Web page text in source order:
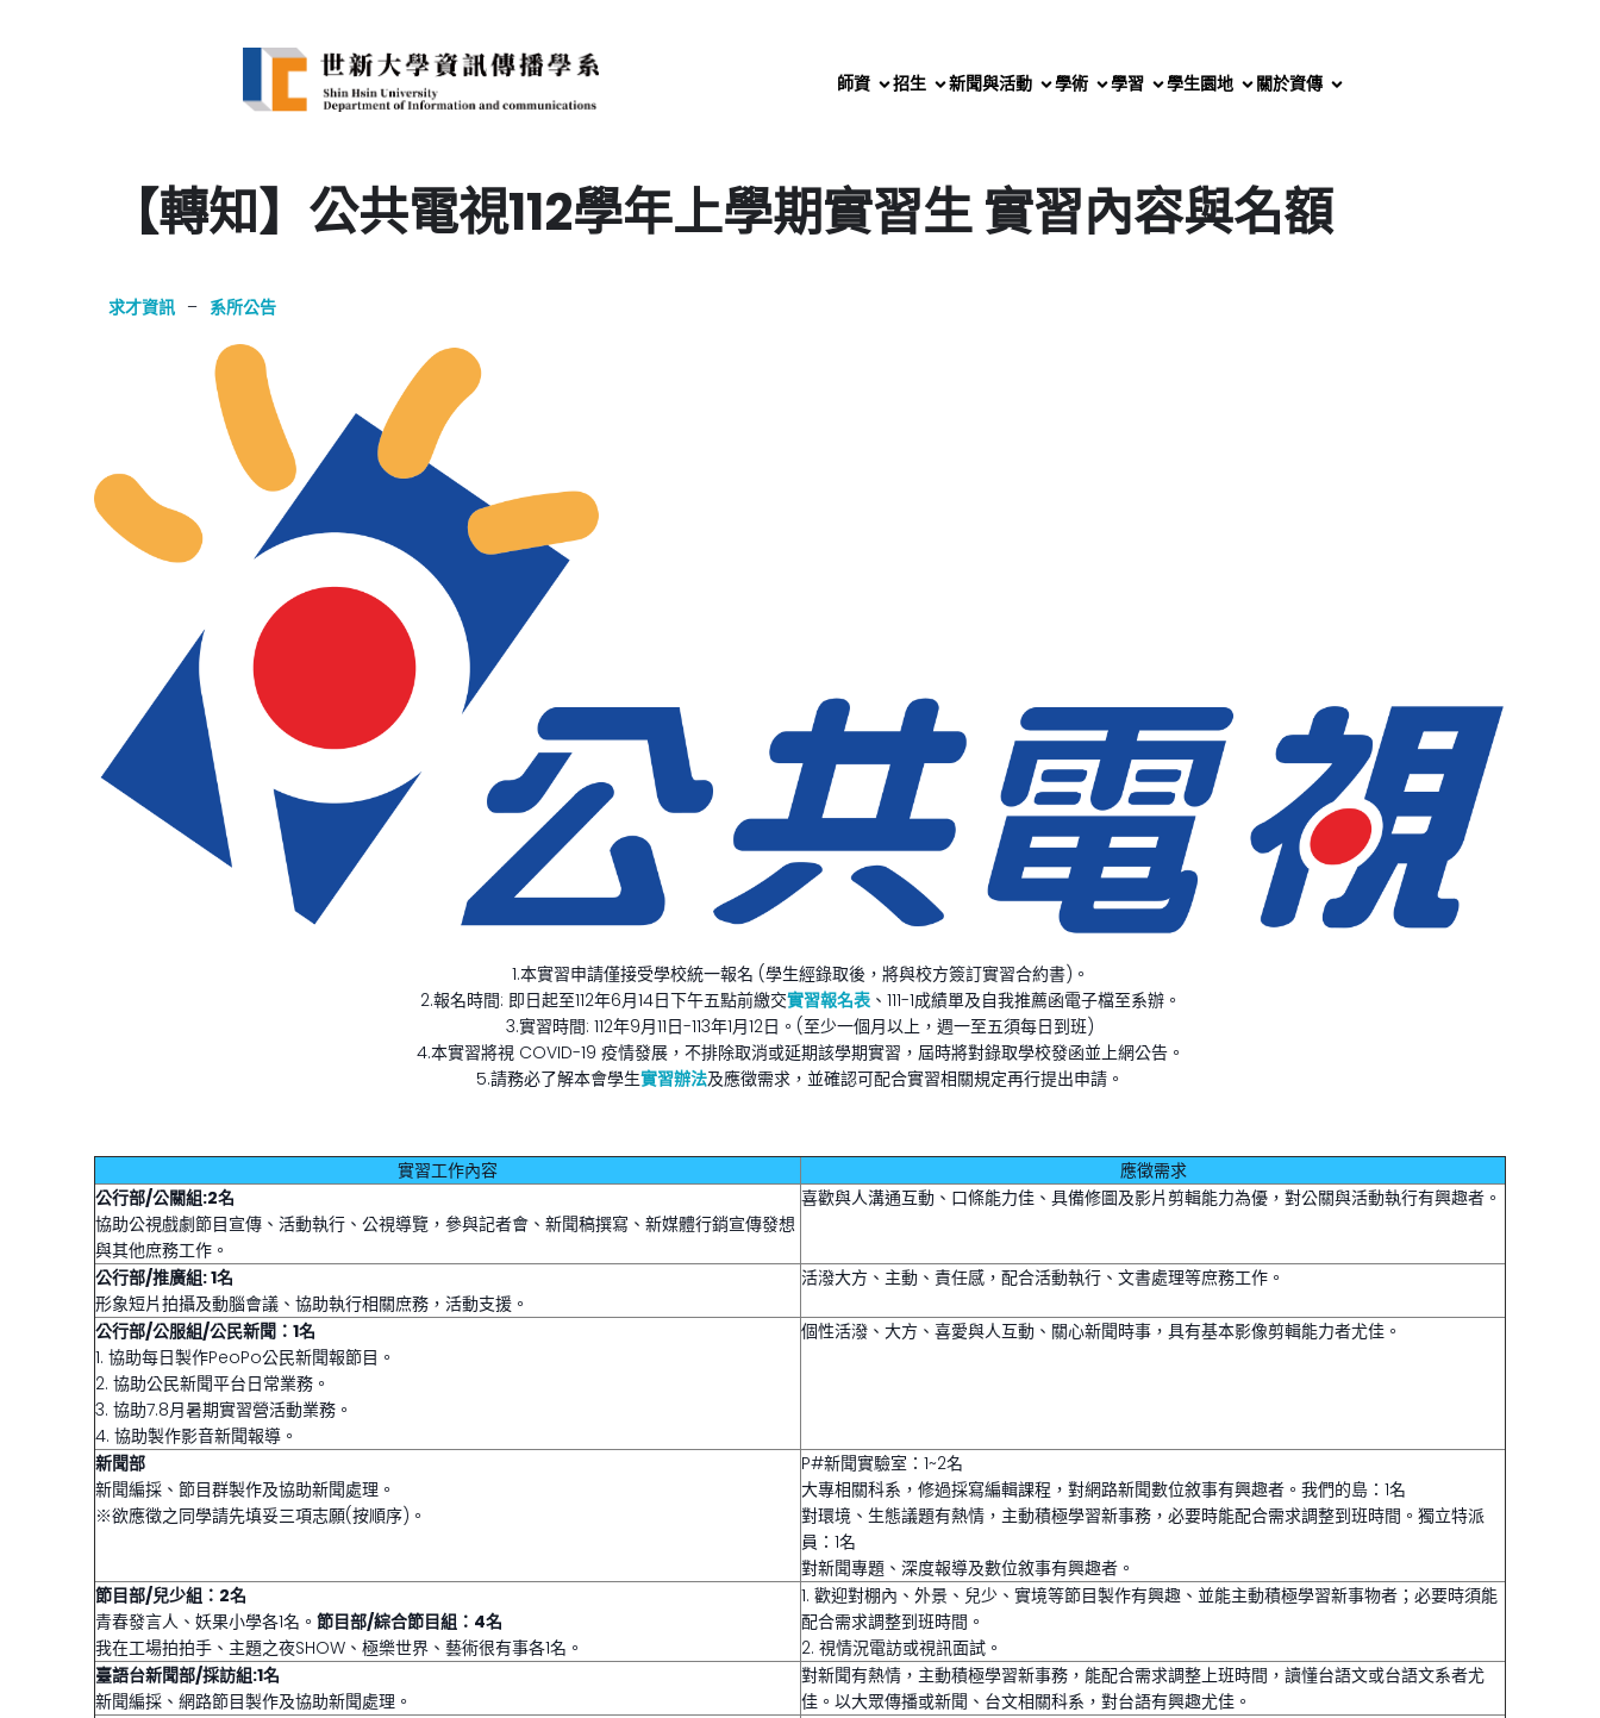
師資 招生 新聞與活動 學術 學習 學生園地 關於資傳
【轉知】公共電視112學年上學期實習生 實習內容與名額
求才資訊 – 系所公告
1.本實習申請僅接受學校統一報名 (學生經錄取後，將與校方簽訂實習合約書)。
2.報名時間: 即日起至112年6月14日下午五點前繳交實習報名表、111-1成績單及自我推薦函電子檔至系辦。
3.實習時間: 112年9月11日-113年1月12日。(至少一個月以上，週一至五須每日到班)
4.本實習將視 COVID-19 疫情發展，不排除取消或延期該學期實習，屆時將對錄取學校發函並上網公告。
5.請務必了解本會學生實習辦法及應徵需求，並確認可配合實習相關規定再行提出申請。
實習工作內容
應徵需求
公行部/公關組:2名
協助公視戲劇節目宣傳、活動執行、公視導覽，參與記者會、新聞稿撰寫、新媒體行銷宣傳發想
與其他庶務工作。
喜歡與人溝通互動、口條能力佳、具備修圖及影片剪輯能力為優，對公關與活動執行有興趣者。
公行部/推廣組: 1名
形象短片拍攝及動腦會議、協助執行相關庶務，活動支援。
活潑大方、主動、責任感，配合活動執行、文書處理等庶務工作。
公行部/公服組/公民新聞：1名
1. 協助每日製作PeoPo公民新聞報節目。
2. 協助公民新聞平台日常業務。
3. 協助7.8月暑期實習營活動業務。
4. 協助製作影音新聞報導。
個性活潑、大方、喜愛與人互動、關心新聞時事，具有基本影像剪輯能力者尤佳。
新聞部
新聞編採、節目群製作及協助新聞處理。
※欲應徵之同學請先填妥三項志願(按順序)。
P#新聞實驗室：1~2名
大專相關科系，修過採寫編輯課程，對網路新聞數位敘事有興趣者。我們的島：1名
對環境、生態議題有熱情，主動積極學習新事務，必要時能配合需求調整到班時間。獨立特派
員：1名
對新聞專題、深度報導及數位敘事有興趣者。
節目部/兒少組：2名
青春發言人、妖果小學各1名。 節目部/綜合節目組：4名
我在工場拍拍手、主題之夜SHOW、極樂世界、藝術很有事各1名。
1. 歡迎對棚內、外景、兒少、實境等節目製作有興趣、並能主動積極學習新事物者；必要時須能
配合需求調整到班時間。
2. 視情況電訪或視訊面試。
臺語台新聞部/採訪組:1名
新聞編採、網路節目製作及協助新聞處理。
對新聞有熱情，主動積極學習新事務，能配合需求調整上班時間，讀懂台語文或台語文系者尤
佳。以大眾傳播或新聞、台文相關科系，對台語有興趣尤佳。